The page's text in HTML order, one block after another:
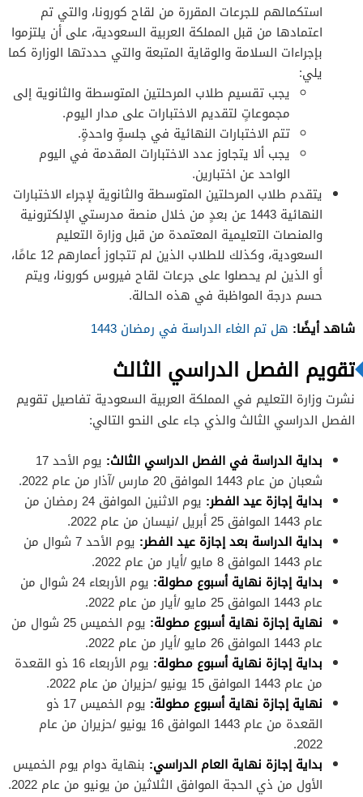
استكمالهم للجرعات المقررة من لقاح كورونا، والتي تم
اعتمادها من قبل المملكة العربية السعودية، على أن يلتزموا
بإجراءات السلامة والوقاية المتبعة والتي حددتها الوزارة كما
يلي:
يجب تقسيم طلاب المرحلتين المتوسطة والثانوية إلى
مجموعاتٍ لتقديم الاختبارات على مدار اليوم.
تتم الاختبارات النهائية في جلسةٍ واحدةٍ.
يجب ألا يتجاوز عدد الاختبارات المقدمة في اليوم
الواحد عن اختبارين.
يتقدم طلاب المرحلتين المتوسطة والثانوية لإجراء الاختبارات
النهائية 1443 عن بعدٍ من خلال منصة مدرستي الإلكترونية
والمنصات التعليمية المعتمدة من قبل وزارة التعليم
السعودية، وكذلك للطلاب الذين لم تتجاوز أعمارهم 12 عامًا،
أو الذين لم يحصلوا على جرعات لقاح فيروس كورونا، ويتم
حسم درجة المواظبة في هذه الحالة.
شاهد أيضًا: هل تم الغاء الدراسة في رمضان 1443
تقويم الفصل الدراسي الثالث
نشرت وزارة التعليم في المملكة العربية السعودية تفاصيل تقويم
الفصل الدراسي الثالث والذي جاء على النحو التالي:
بداية الدراسة في الفصل الدراسي الثالث:
يوم الأحد 17
شعبان من عام 1443 الموافق 20 مارس /آذار من عام 2022.
بداية إجازة عيد الفطر:
يوم الاثنين الموافق 24 رمضان من
عام 1443 الموافق 25 أبريل /نيسان من عام 2022.
بداية الدراسة بعد إجازة عيد الفطر:
يوم الأحد 7 شوال من
عام 1443 الموافق 8 مايو /أيار من عام 2022.
بداية إجازة نهاية أسبوع مطولة:
يوم الأربعاء 24 شوال من
عام 1443 الموافق 25 مايو /أيار من عام 2022.
نهاية إجازة نهاية أسبوع مطولة:
يوم الخميس 25 شوال من
عام 1443 الموافق 26 مايو /أيار من عام 2022.
بداية إجازة نهاية أسبوع مطولة:
يوم الأربعاء 16 ذو القعدة
من عام 1443 الموافق 15 يونيو /حزيران من عام 2022.
نهاية إجازة نهاية أسبوع مطولة:
يوم الخميس 17 ذو
القعدة من عام 1443 الموافق 16 يونيو /حزيران من عام
2022.
بداية إجازة نهاية العام الدراسي: بنهاية دوام يوم الخميس
الأول من ذي الحجة الموافق الثلاثين من يونيو من عام 2022.